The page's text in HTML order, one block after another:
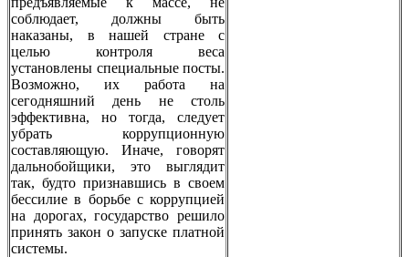
соблюдает, должны быть
наказаны, в нашей стране с
целью контроля веса
установлены специальные посты.
Возможно, их работа на
сегодняшний день не столь
эффективна, но тогда, следует
убрать коррупционную
составляющую. Иначе, говорят
дальнобойщики, это выглядит
так, будто признавшись в своем
бессилие в борьбе с коррупцией
на дорогах, государство решило
принять закон о запуске платной
системы.